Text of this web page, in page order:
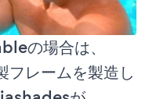
の場合は、
レームを製造し